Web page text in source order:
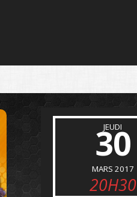
JEUDI
30
MARS 2017
20H30